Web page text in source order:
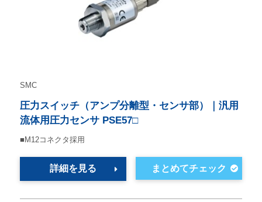
SMC
圧力スイッチ（アンプ分離型・センサ部）｜汎用
流体用圧力センサ PSE57□
■M12コネクタ採用
詳細を見る